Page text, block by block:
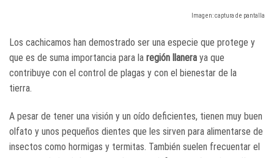
Imagen: captura de pantalla
Los cachicamos han demostrado ser una especie que protege y
que es de suma importancia para la región llanera ya que
contribuye con el control de plagas y con el bienestar de la
tierra.
A pesar de tener una visión y un oído deficientes, tienen muy buen
olfato y unos pequeños dientes que les sirven para alimentarse de
insectos como hormigas y termitas. También suelen frecuentar el